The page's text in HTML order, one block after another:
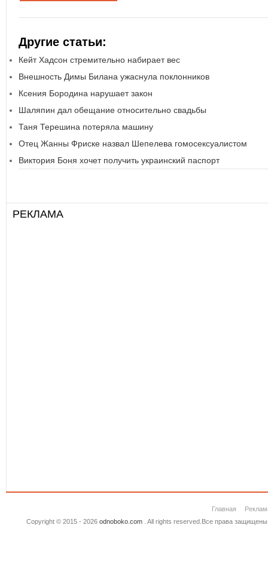
Другие статьи:
Кейт Хадсон стремительно набирает вес
Внешность Димы Билана ужаснула поклонников
Ксения Бородина нарушает закон
Шаляпин дал обещание относительно свадьбы
Таня Терешина потеряла машину
Отец Жанны Фриске назвал Шепелева гомосексуалистом
Виктория Боня хочет получить украинский паспорт
РЕКЛАМА
Главная
Copyright © 2015 - 2026 odnoboko.com. All rights reserved.Все права защищены.